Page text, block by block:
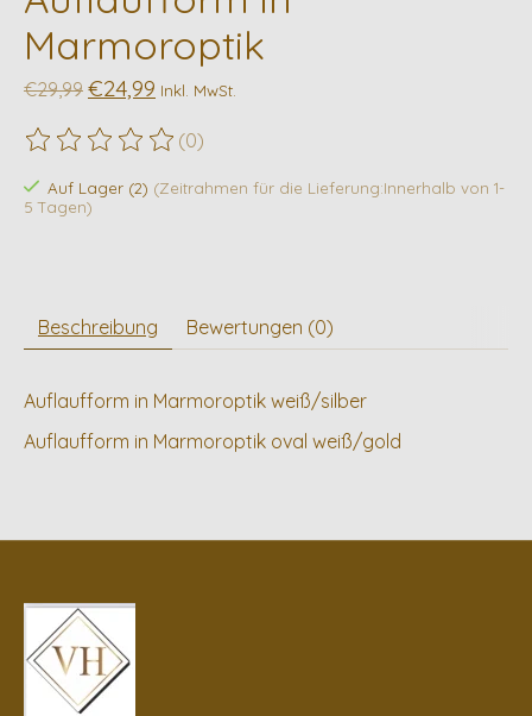
Marmoroptik
€29,99 €24,99 Inkl. MwSt.
Die Bewertung dieses Produkts ist
(0)
Auf Lager (2) (Zeitrahmen für die Lieferung:Innerhalb von 1-
5 Tagen)
Beschreibung Bewertungen (0)
Auflaufform in Marmoroptik weiß/silber
Auflaufform in Marmoroptik oval weiß/gold